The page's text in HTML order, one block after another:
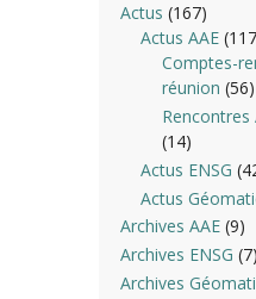
Actus (167)
Actus AAE
Comptes-
réunion (56)
Rencontres
(14)
Actus ENSG
Actus
Archives AAE(9)
Archives ENSG (7)
Archives